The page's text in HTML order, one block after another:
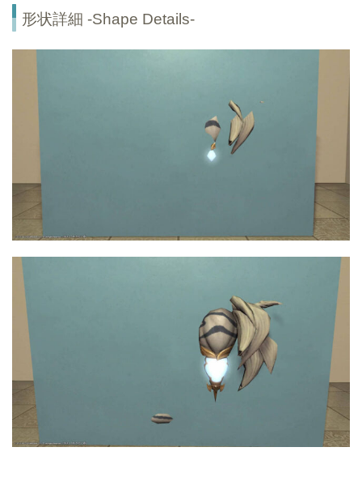
形状詳細 -Shape Details-